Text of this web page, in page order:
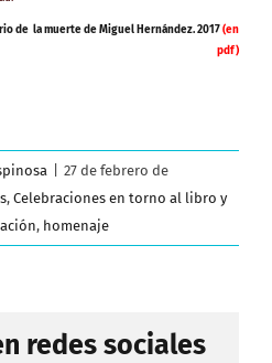
de la muerte de Miguel Hernández. 2017(en
pdf)
27 de febrero de
, Celebraciones en torno al libro y
, homenaje
redes sociales